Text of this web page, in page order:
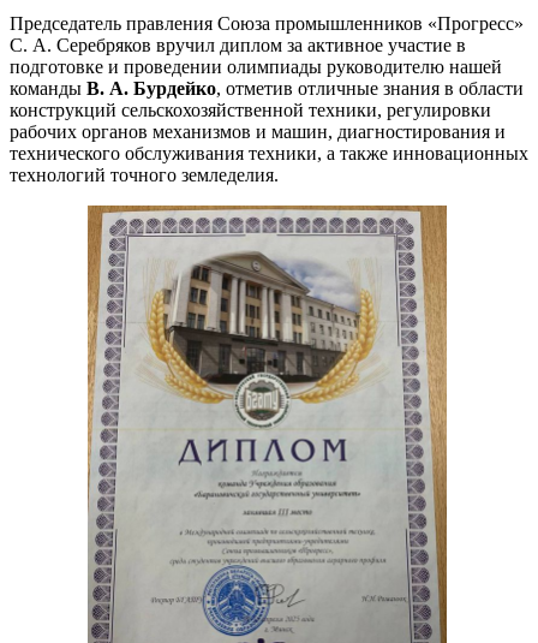
Председатель правления Союза промышленников «Прогресс»
С. А. Серебряков вручил диплом за активное участие в
подготовке и проведении олимпиады руководителю нашей
команды В. А. Бурдейко, отметив отличные знания в области
конструкций сельскохозяйственной техники, регулировки
рабочих органов механизмов и машин, диагностирования и
технического обслуживания техники, а также инновационных
технологий точного земледелия.